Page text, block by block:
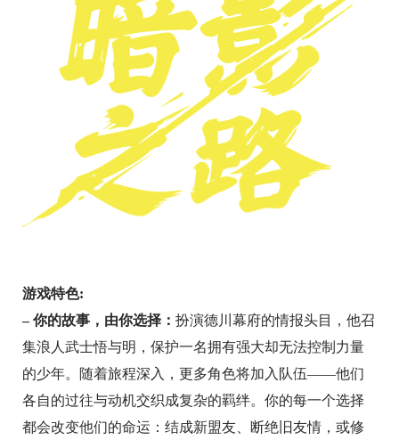
游戏特色:
– 你的故事，由你选择： 扮演德川幕府的情报头目，他召
集浪人武士悟与明，保护一名拥有强大却无法控制力量
的少年。随着旅程深入，更多角色将加入队伍——他们
各自的过往与动机交织成复杂的羁绊。你的每一个选择
都会改变他们的命运：结成新盟友、断绝旧友情，或修